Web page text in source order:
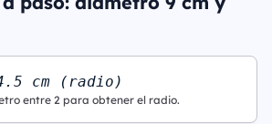
cm (radio)
entre 2 para obtener el radio.